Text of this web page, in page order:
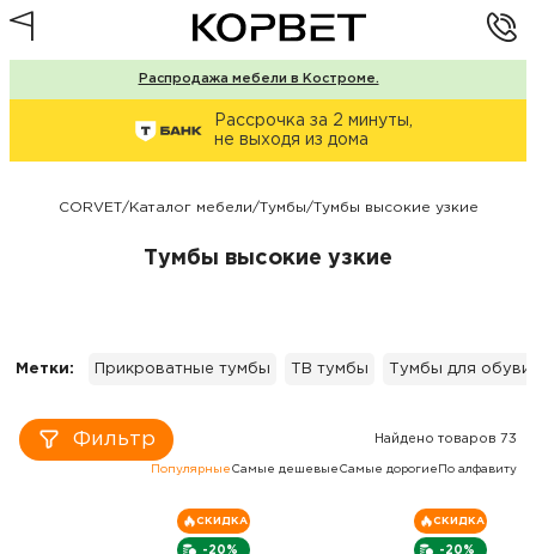
Распродажа мебели в Костроме.
Рассрочка за 2 минуты,
не выходя из дома
CORVET/Каталог мебели/Тумбы/Тумбы высокие узкие
Тумбы высокие узкие
Метки: Прикроватные тумбы ТВ тумбы Тумбы для обуви
Фильтр Найдено товаров 73
Популярные Самые дешевые Самые дорогие По алфавиту
-20%
СКИДКА
-20%
СКИДКА